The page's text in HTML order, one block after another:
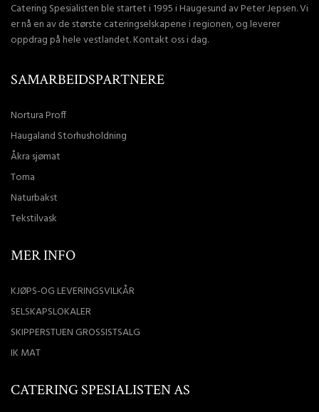
Catering Spesialisten ble startet i 1995 i Haugesund av Peter Jepsen. Vi
er nå en av de største cateringselskapene i regionen, og leverer
oppdrag på hele vestlandet. Kontakt oss i dag.
SAMARBEIDSPARTNERE
Nortura Proff
Haugaland Storhusholdning
Åkra sjømat
Toma
Naturbakst
Tekstilvask
MER INFO
KJØPS-OG LEVERINGSVILKÅR
SELSKAPSLOKALER
SKIPPERSTUEN GROSSISTSALG
IK MAT
CATERING SPESIALISTEN AS